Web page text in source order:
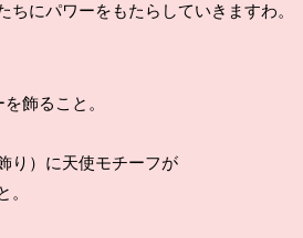
ちにパワーをもたらしていきますわ。
飾ること。
り）に天使モチーフが
。